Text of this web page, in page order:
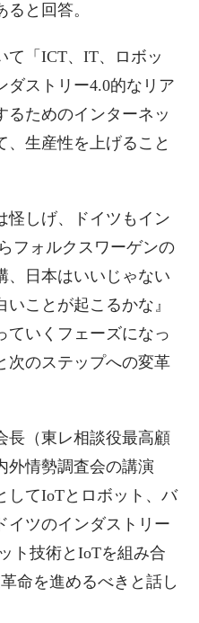
と回答。
て「ICT、IT、ロボッ
ダストリー4.0的なリア
るためのインターネッ
、生産性を上げること
怪しげ、ドイツもイン
フォルクスワーゲンの
、日本はいいじゃない
ことが起こるかな』
ていくフェーズになっ
次のステップへの変革
長（東レ相談役最高顧
外情勢調査会の講演
してIoTとロボット、バ
イツのインダストリー
ト技術とIoTを組み合
命を進めるべきと話し